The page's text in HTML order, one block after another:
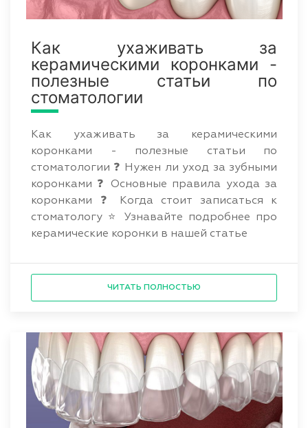
Как ухаживать за
керамическими коронками -
полезные статьи по
стоматологии
Как ухаживать за керамическими
коронками - полезные статьи по
стоматологии ❓ Нужен ли уход за зубными
коронками ❓ Основные правила ухода за
коронками ❓ Когда стоит записаться к
стоматологу ⭐ Узнавайте подробнее про
керамические коронки в нашей статье
ЧИТАТЬ ПОЛНОСТЬЮ